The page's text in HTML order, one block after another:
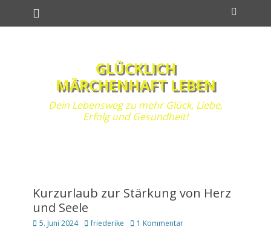
Inhalt
Primäres Menü
GLÜCKLICH
MÄRCHENHAFT LEBEN
Dein Lebensweg zu mehr Glück, Liebe,
Erfolg und Gesundheit!
Kurzurlaub zur Stärkung von Herz
und Seele
Posted
5. Juni 2024 Autor
friederike 1 Kommentar